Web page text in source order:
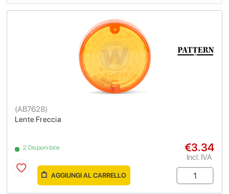
Lente Freccia
(AB7628)
2 Disponibile €3.34
Incl. IVA
AGGIUNGI AL CARRELLO